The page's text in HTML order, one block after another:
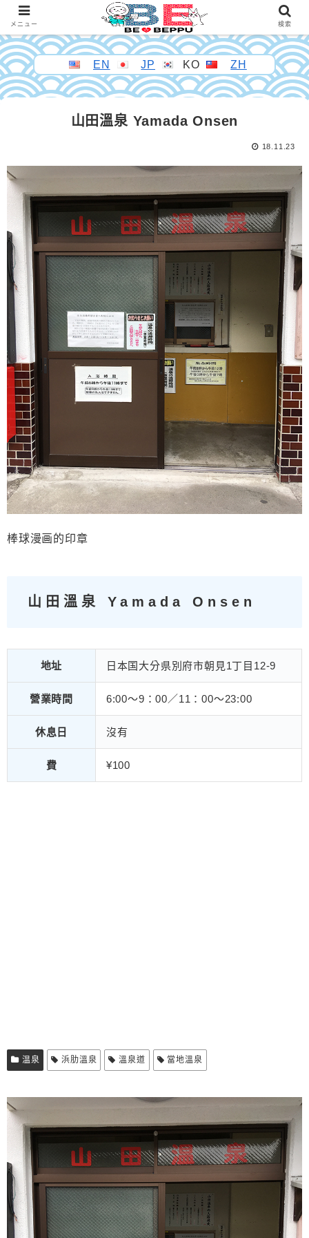
EN JP KO ZH
山田溫泉 Yamada Onsen
18.11.23
棒球漫画的印章
山田溫泉 Yamada Onsen
地址 日本国大分県別府市朝見1丁目12-9
營業時間 6:00～9：00／11：00～23:00
休息日 沒有
費 ¥100
温泉 浜肋溫泉 溫泉道 當地溫泉
メニュー 検索